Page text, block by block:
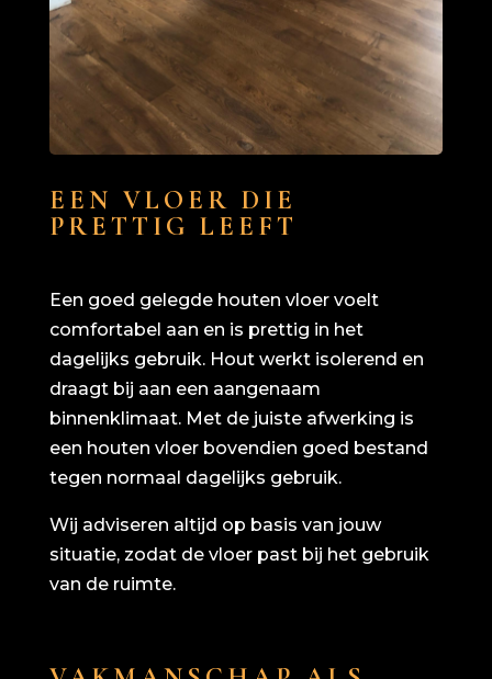
EEN VLOER DIE
PRETTIG LEEFT
Een goed gelegde houten vloer voelt
comfortabel aan en is prettig in het
dagelijks gebruik. Hout werkt isolerend en
draagt bij aan een aangenaam
binnenklimaat. Met de juiste afwerking is
een houten vloer bovendien goed bestand
tegen normaal dagelijks gebruik.
Wij adviseren altijd op basis van jouw
situatie, zodat de vloer past bij het gebruik
van de ruimte.